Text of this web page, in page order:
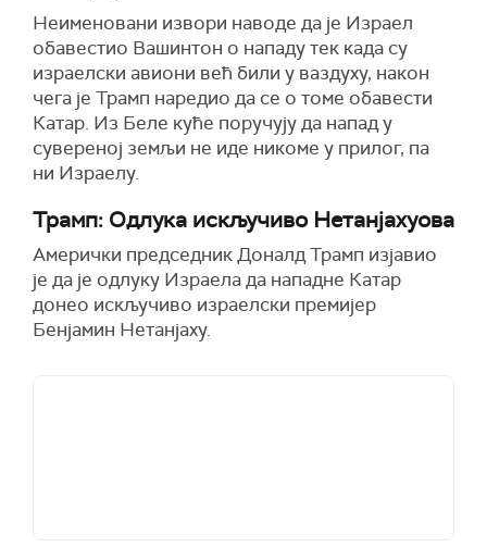
Неименовани извори наводе да је Израел
обавестио Вашинтон о нападу тек када су
израелски авиони већ били у ваздуху, након
чега је Трамп наредио да се о томе обавести
Катар. Из Беле куће поручују да напад у
сувереној земљи не иде никоме у прилог, па
ни Израелу.
Трамп: Одлука искључиво Нетанјахуова
Амерички председник Доналд Трамп изјавио
је да је одлуку Израела да нападне Катар
донео искључиво израелски премијер
Бенјамин Нетанјаху.